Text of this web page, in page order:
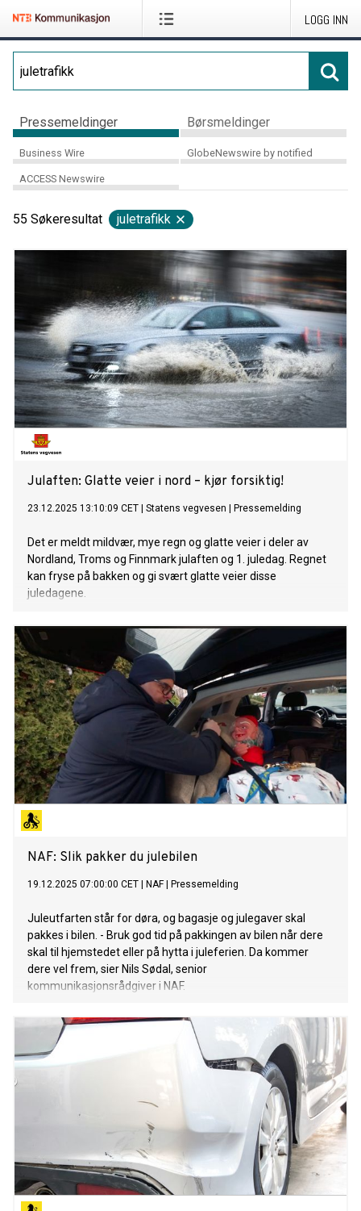
LOGG INN
Pressemeldinger Børsmeldinger
Business Wire GlobeNewswire by notified
ACCESS Newswire
55 Søkeresultat juletrafikk
Julaften: Glatte veier i nord – kjør forsiktig!
23.12.2025 13:10:09 CET Statens vegvesen Pressemelding
Det er meldt mildvær, mye regn og glatte veier i deler av
Nordland, Troms og Finnmark julaften og 1. juledag. Regnet
kan fryse på bakken og gi svært glatte veier disse
juledagene.
NAF: Slik pakker du julebilen
19.12.2025 07:00:00 CET NAF| Pressemelding
Juleutfarten står for døra, og bagasje og julegaver skal
pakkes i bilen. - Bruk god tid på pakkingen av bilen når dere
skal til hjemstedet eller på hytta i juleferien. Da kommer
dere vel frem, sier Nils Sødal, senior
kommunikasjonsrådgiver i NAF.